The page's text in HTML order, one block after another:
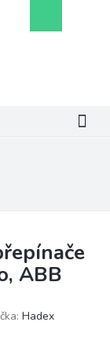
košík
ABB
Hadex